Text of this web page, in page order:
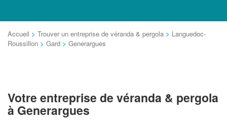
Accueil > Trouver un entreprise de véranda & pergola > Languedoc-
Roussillon > Gard > Generargues
Votre entreprise de véranda & pergola
à Generargues